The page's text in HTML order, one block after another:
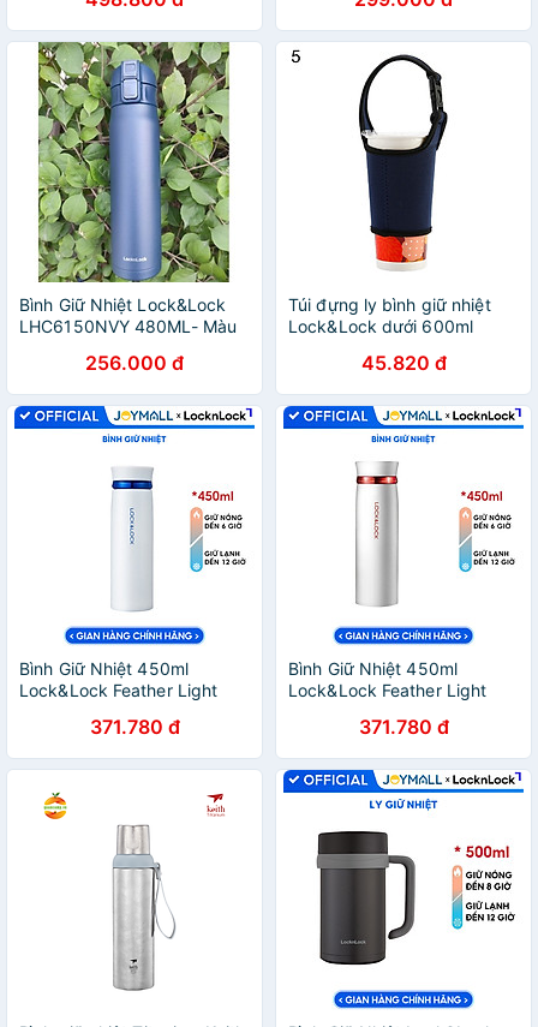
quai xách inox, giữ nhiệt 24h
- JoyMall
Bình Giữ Nhiệt Lock&Lock
LHC6150NVY 480ML- Màu
Không Gỉ256.000 đ
Túi đựng ly bình giữ nhiệt
Lock&Lock dưới 600ml
LHC3249 LHC4140 -
JoyMall
45.820 đ
Bình Giữ Nhiệt 450ml
Lock&Lock Feather Light
LHC4131WB, Hàng chính
hãng - JoyMall
371.780 đ
Bình Giữ Nhiệt 450ml
Lock&Lock Feather Light
Hàng chính hãng - JoyMall
371.780 đ